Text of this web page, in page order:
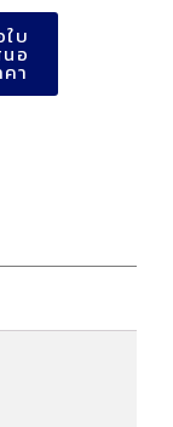
บ
นอ
า